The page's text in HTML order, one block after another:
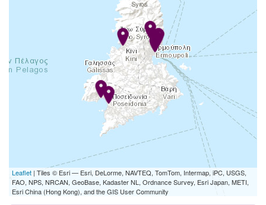
Leaflet | Tiles © Esri — Esri, DeLorme, NAVTEQ, TomTom, Intermap, iPC, USGS,
FAO, NPS, NRCAN, GeoBase, Kadaster NL, Ordnance Survey, Esri Japan, METI,
Esri China (Hong Kong), and the GIS User Community